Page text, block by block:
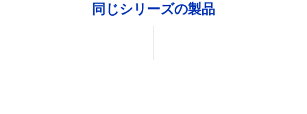
同じシリーズの製品